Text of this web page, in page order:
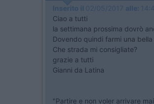
Inserito il 02/05/2017 alle:
Ciao a tutti
la settimana prossima dovrò
Dovendo quindi farmi una
Che strada mi consigliate?
grazie a tutti
Gianni da Latina
"Partire e non voler arrivare